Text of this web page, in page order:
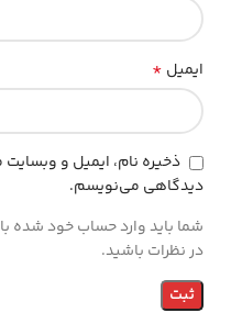
ایمیل *
ذخیره نام، ایمیل و وبسایت
دیدگاهی می‌نویسم.
شما باید وارد حساب خود شده
در نظرات باشید.